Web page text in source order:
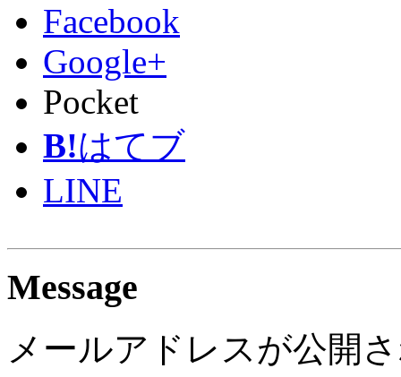
Facebook
Google+
Pocket
B!はてブ
LINE
Message
メールアドレスが公開